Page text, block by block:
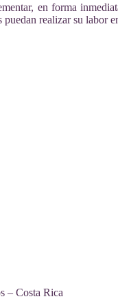
en forma
realizar su labor
– Costa Rica